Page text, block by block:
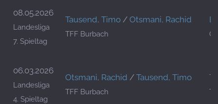
08.05.2026
Landesliga
7. Spieltag
Tausend, Timo / Otsmani, Rachid
TFF Burbach
06.03.2026
Landesliga
4. Spieltag
Otsmani, Rachid / Tausend, Timo
TFF Burbach